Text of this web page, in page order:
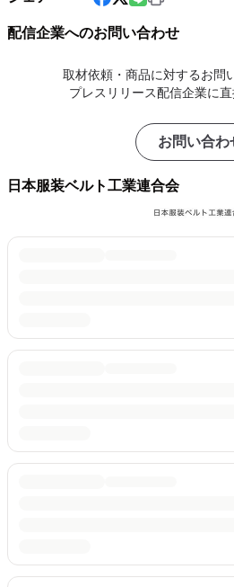
配信企業へのお問い合わせ
取材依頼・商品に対するお問
プレスリリース配信企業に直
お問い合わ
日本服装ベルト工業連合会